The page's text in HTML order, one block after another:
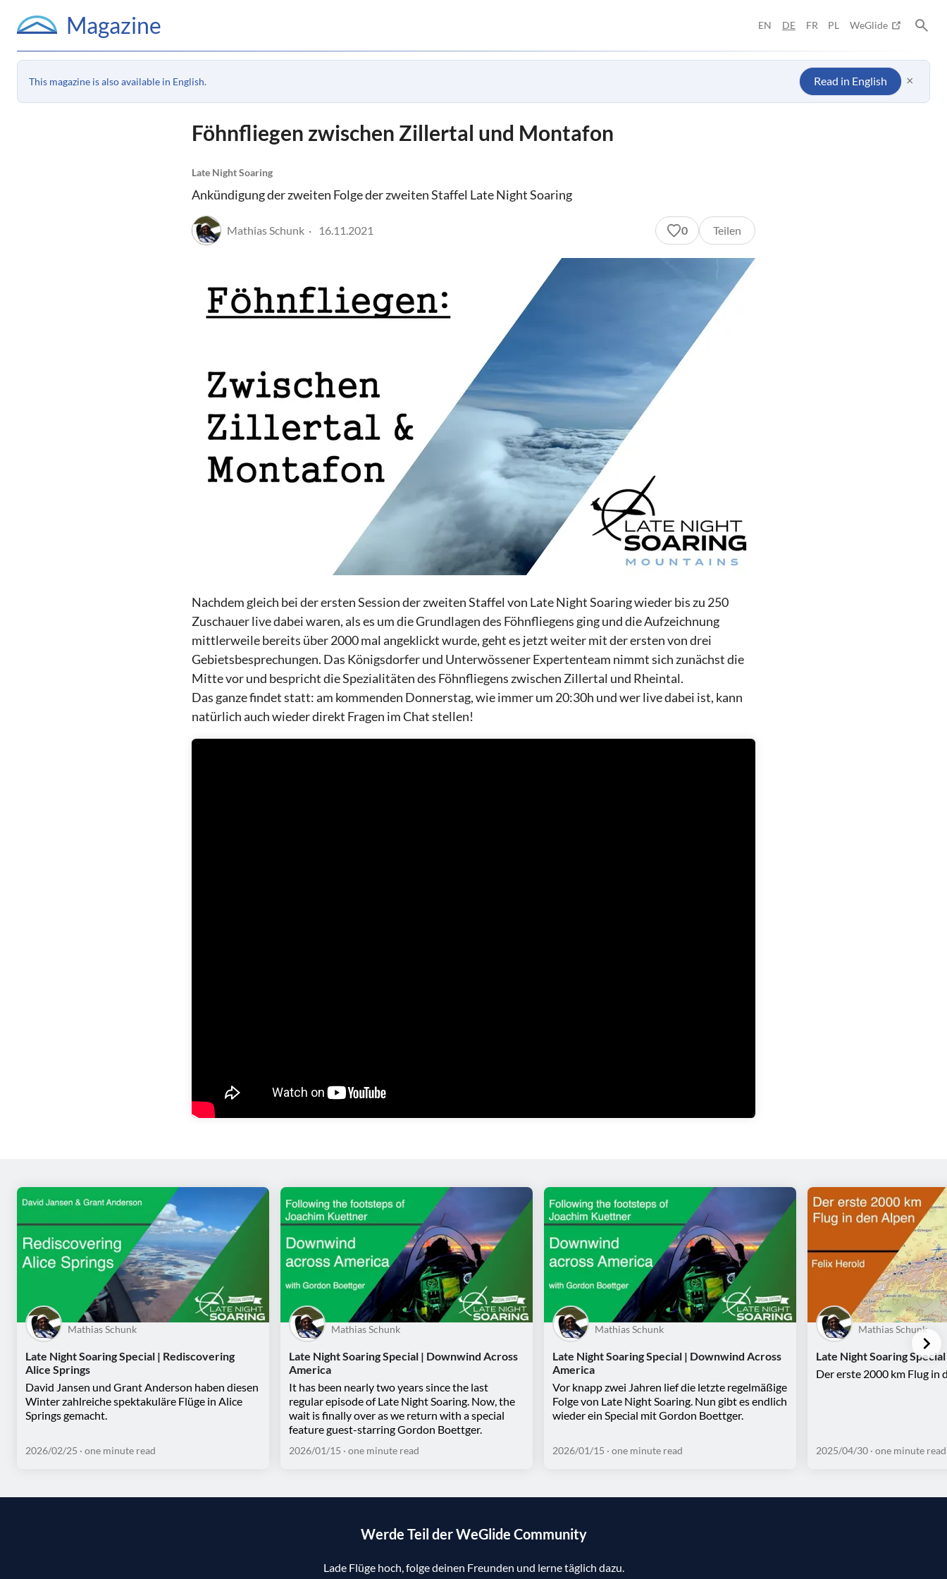
Magazine EN DE FR PL WeGlide
This magazine is also available in English. Read in English ×
Föhnfliegen zwischen Zillertal und Montafon
Late Night Soaring
Ankündigung der zweiten Folge der zweiten Staffel Late Night Soaring
Mathias Schunk 16.11.2021 0 Teilen
Nachdem gleich bei der ersten Session der zweiten Staffel von Late Night Soaring wieder bis zu 250
Zuschauer live dabei waren, als es um die Grundlagen des Föhnfliegens ging und die Aufzeichnung
mittlerweile bereits über 2000 mal angeklickt wurde, geht es jetzt weiter mit der ersten von drei
Gebietsbesprechungen. Das Königsdorfer und Unterwössener Expertenteam nimmt sich zunächst die
Mitte vor und bespricht die Spezialitäten des Föhnfliegens zwischen Zillertal und Rheintal.
Das ganze findet statt: am kommenden Donnerstag, wie immer um 20:30h und wer live dabei ist, kann
natürlich auch wieder direkt Fragen im Chat stellen!
Mathias Schunk
Late Night Soaring Special | Rediscovering
Alice Springs
David Jansen und Grant Anderson haben diesen
Winter zahlreiche spektakuläre Flüge in Alice
Springs gemacht.
2026/02/25 · one minute read
Mathias Schunk
Late Night Soaring Special | Downwind Across
America
It has been nearly two years since the last
regular episode of Late Night Soaring. Now, the
wait is finally over as we return with a special
feature guest-starring Gordon Boettger.
2026/01/15 · one minute read
Mathias Schunk
Late Night Soaring Special | Downwind Across
America
Vor knapp zwei Jahren lief die letzte regelmäßige
Folge von Late Night Soaring. Nun gibt es endlich
wieder ein Special mit Gordon Boettger.
2026/01/15 · one minute read
Mathias Schunk
Late Night Soaring Special
Der erste 2000 km Flug in
2025/04/30 · one minute read
Werde Teil der WeGlide Community
Lade Flüge hoch, folge deinen Freunden und lerne täglich dazu.